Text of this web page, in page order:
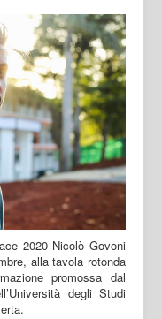
2020 Nicolò Govoni
alla tavola rotonda
promossa dal
degli Studi